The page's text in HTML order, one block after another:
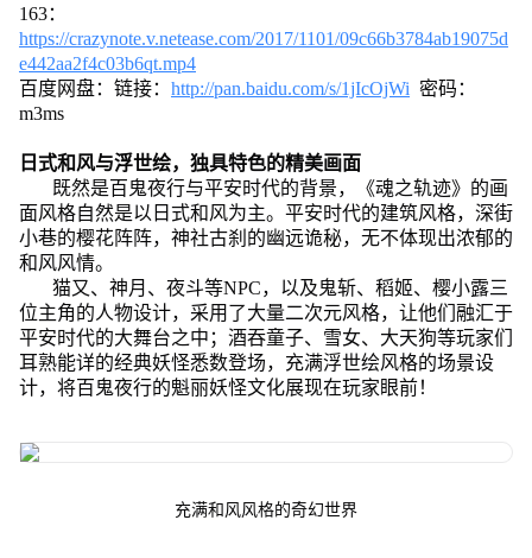
163：
https://crazynote.v.netease.com/2017/1101/09c66b3784ab19075d
e442aa2f4c03b6qt.mp4
百度网盘：链接： http://pan.baidu.com/s/1jIcOjWi 密码：
m3ms
日式和风与浮世绘，独具特色的精美画面
既然是百鬼夜行与平安时代的背景，《魂之轨迹》的画
面风格自然是以日式和风为主。平安时代的建筑风格，深街
小巷的樱花阵阵，神社古刹的幽远诡秘，无不体现出浓郁的
和风风情。
猫又、神月、夜斗等NPC，以及鬼斩、稻姬、樱小露三
位主角的人物设计，采用了大量二次元风格，让他们融汇于
平安时代的大舞台之中；酒吞童子、雪女、大天狗等玩家们
耳熟能详的经典妖怪悉数登场，充满浮世绘风格的场景设
计，将百鬼夜行的魁丽妖怪文化展现在玩家眼前！
充满和风风格的奇幻世界